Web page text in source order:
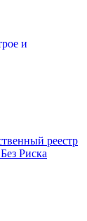
и
реестр
Риска